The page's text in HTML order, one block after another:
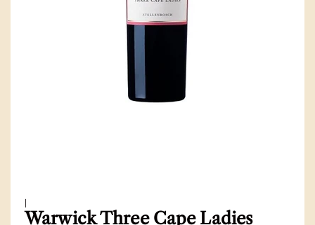
|
Warwick Three Cape Ladies